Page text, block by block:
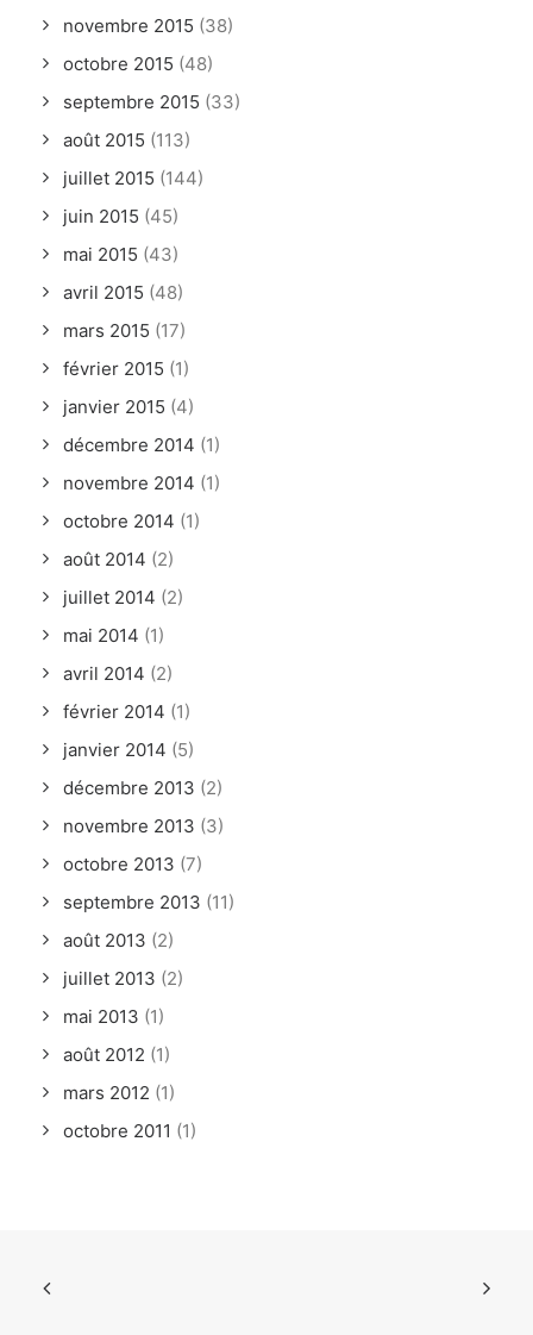
novembre 2015 (38)
octobre 2015 (48)
septembre 2015 (33)
août 2015 (113)
juillet 2015 (144)
juin 2015 (45)
mai 2015 (43)
avril 2015 (48)
mars 2015 (17)
février 2015 (1)
janvier 2015 (4)
décembre 2014 (1)
novembre 2014 (1)
octobre 2014 (1)
août 2014 (2)
juillet 2014 (2)
mai 2014 (1)
avril 2014 (2)
février 2014 (1)
janvier 2014 (5)
décembre 2013 (2)
novembre 2013 (3)
octobre 2013 (7)
septembre 2013 (11)
août 2013 (2)
juillet 2013 (2)
mai 2013 (1)
août 2012 (1)
mars 2012 (1)
octobre 2011 (1)